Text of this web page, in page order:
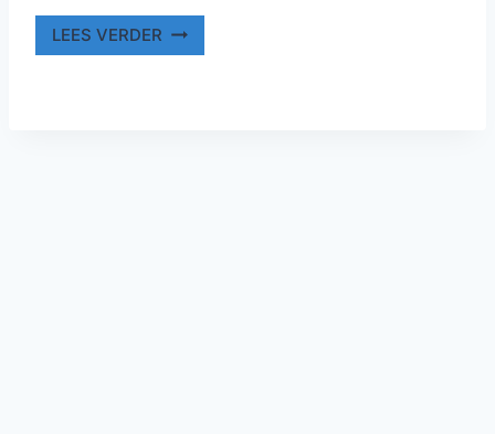
LEES VERDER